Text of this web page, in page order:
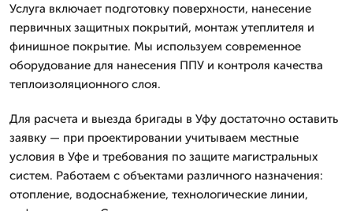
Услуга включает подготовку поверхности, нанесение
первичных защитных покрытий, монтаж утеплителя и
финишное покрытие. Мы используем современное
оборудование для нанесения ППУ и контроля качества
теплоизоляционного слоя.
Для расчета и выезда бригады в Уфу достаточно оставить
заявку — при проектировании учитываем местные
условия в Уфе и требования по защите магистральных
систем. Работаем с объектами различного назначения:
отопление, водоснабжение, технологические линии,